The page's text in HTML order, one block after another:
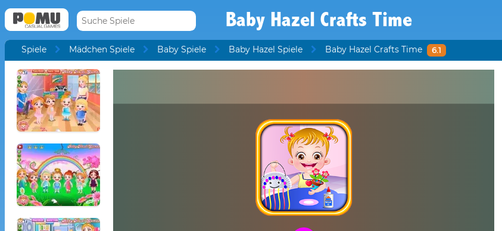
Baby Hazel Crafts Time
Spiele Mädchen Spiele Baby Spiele Baby Hazel Spiele Baby Hazel Crafts Time 6.1